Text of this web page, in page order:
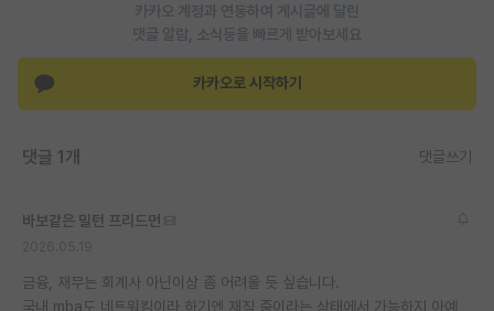
카카오 계정과 연동하여 게시글에 달린
댓글 알람, 소식등을 빠르게 받아보세요
카카오로 시작하기
댓글 1개 댓글쓰기
바보같은 밀턴 프리드먼
금융, 재무는 회계사 아닌이상 좀 어려울 듯 싶습니다.
국내 mba도 네트워킹이라 하기엔 재직 중이라는 상태에서 가능하지 아예